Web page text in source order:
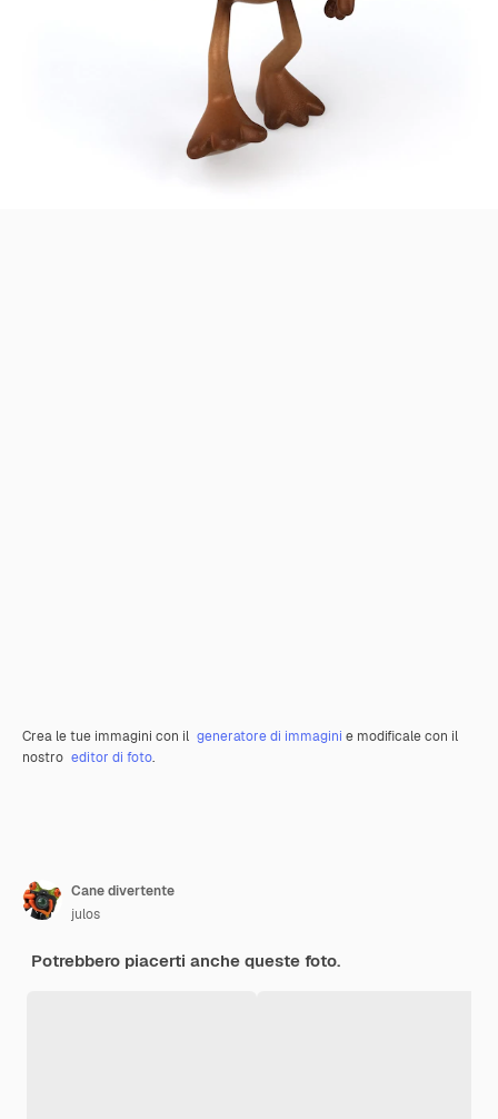
Crea le tue immagini con il generatore di immagini e modificale con il
nostro editor di foto.
Cane divertente
julos
Potrebbero piacerti anche queste foto.